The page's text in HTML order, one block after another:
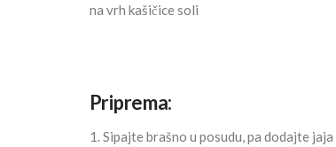
na vrh kašičice soli
Priprema:
1. Sipajte brašno u posudu, pa dodajte